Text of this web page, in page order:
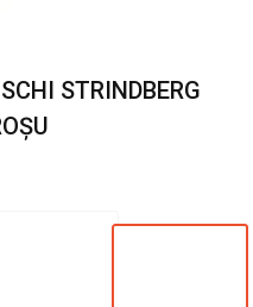
STRINDBERG